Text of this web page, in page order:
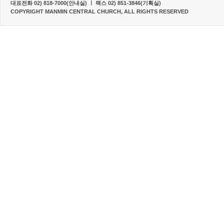
대표전화 02) 818-7000(안내실) ㅣ 팩스 02) 851-3846(기획실)
COPYRIGHT MANMIN CENTRAL CHURCH, ALL RIGHTS RESERVED